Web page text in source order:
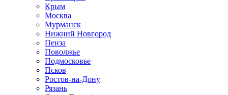
Крым
Москва
Мурманск
Нижний Новгород
Пенза
Поволжье
Подмосковье
Псков
Ростов-на-Дону
Рязань